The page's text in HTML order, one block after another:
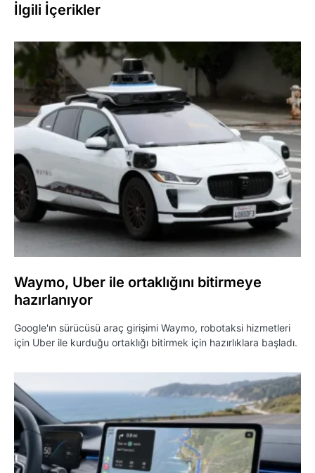
İlgili İçerikler
Waymo, Uber ile ortaklığını bitirmeye
hazırlanıyor
Google'ın sürücüsü araç girişimi Waymo, robotaksi hizmetleri
için Uber ile kurduğu ortaklığı bitirmek için hazırlıklara başladı.